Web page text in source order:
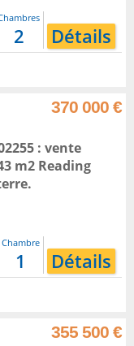
2 Détails
370 000 €
: vente
m2 Reading
.
Chambre
1 Détails
355 500 €